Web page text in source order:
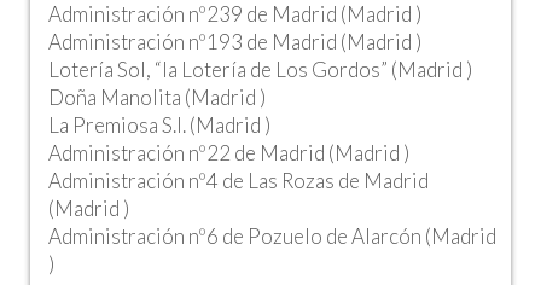
Administración nº239 de Madrid (Madrid )
Administración nº193 de Madrid (Madrid )
Lotería Sol, “la Lotería de Los Gordos” (Madrid )
Doña Manolita (Madrid )
La Premiosa S.l. (Madrid )
Administración nº22 de Madrid (Madrid )
Administración nº4 de Las Rozas de Madrid
(Madrid )
Administración nº6 de Pozuelo de Alarcón (Madrid
)